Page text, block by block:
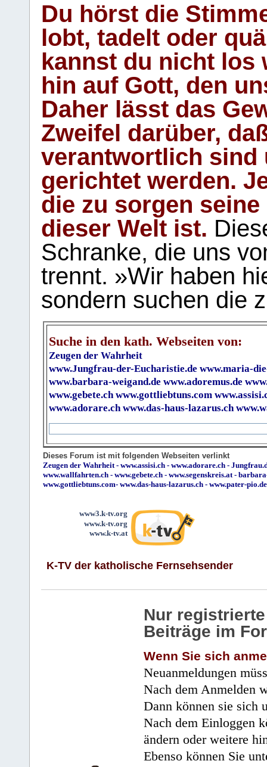
Du hörst die
lobt, tadelt oder
kannst du nicht los
hin auf Gott, den
Daher lässt das
Zweifel darüber,
verantwortlich sind
gerichtet werden.
die zu sorgen
dieser Welt ist.
Schranke, die uns
trennt. »Wir haben
sondern suchen die
Suche in den kath. Webseiten von:
Zeugen der Wahrheit
www.Jungfrau-der-Eucharistie.de www.maria-
www.barbara-weigand.de www.adoremus.de
www.gebete.ch www.gottliebtuns.com
www.adorare.ch www.das-haus-lazarus.ch
Dieses Forum ist mit folgenden Webseiten verlinkt
Zeugen der Wahrheit- www.assisi.ch - www.adorare.ch -
www.wallfahrten.ch - www.gebete.ch - www.segenskreis.at-
www.gottliebtuns.com- www.das-haus-lazarus.ch - www.pater-pio.de
www3.k-tv.org
www.k-tv.org
www.k-tv.at
K-TV der katholische Fernsehsender
Nur
Beiträge im
Wenn Sie sich
Neuanmeldungen
Nach dem Anmelden
Dann können sie sich
Nach dem Einloggen
ändern oder weitere
Ebenso können Sie